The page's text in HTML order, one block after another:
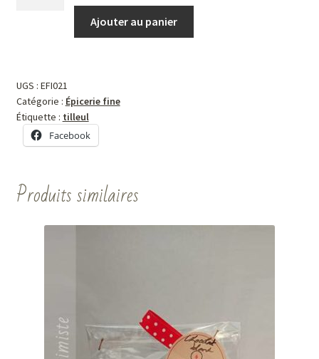
Ajouter au panier
UGS : EFI021
Catégorie : Épicerie fine
Étiquette : tilleul
Facebook
Produits similaires